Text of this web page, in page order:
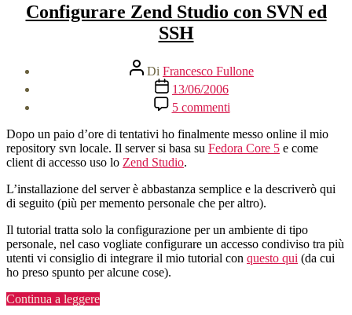
Configurare Zend Studio con SVN ed
SSH
Autore
articolo
Di Francesco Fullone
Data
dell'articolo
13/06/2006
5 commentisu
Configurare
Zend
Studio
ed
SSH
Dopo un paio d’ore di tentativi ho finalmente messo online il mio
repository svn locale. Il server si basa su Fedora Core 5 e come
client di accesso uso lo Zend Studio.
L’installazione del server è abbastanza semplice e la descriverò qui
di seguito (più per memento personale che per altro).
Il tutorial tratta solo la configurazione per un ambiente di tipo
personale, nel caso vogliate configurare un accesso condiviso tra più
utenti vi consiglio di integrare il mio tutorial con questo qui (da cui
ho preso spunto per alcune cose).
Continua a leggere“Configurare